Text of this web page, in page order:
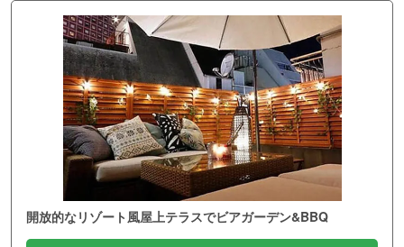
開放的なリゾート風屋上テラスでビアガーデン&BBQ